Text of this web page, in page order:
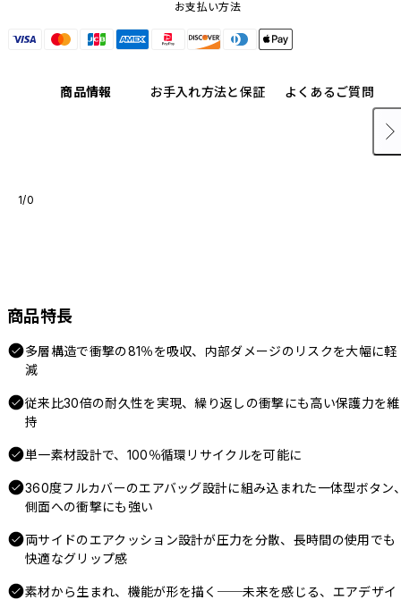
お支払い方法
商品情報 お手入れ方法と保証 よくあるご質問
1/0
商品特長
多層構造で衝撃の81％を吸収、内部ダメージのリスクを大幅に軽
減
従来比30倍の耐久性を実現、繰り返しの衝撃にも高い保護力を維
持
単一素材設計で、100％循環リサイクルを可能に
360度フルカバーのエアバッグ設計に組み込まれた一体型ボタン
側面への衝撃にも強い
両サイドのエアクッション設計が圧力を分散、長時間の使用でも
快適なグリップ感
素材から生まれ、機能が形を描く──未来を感じる、エアデザイ